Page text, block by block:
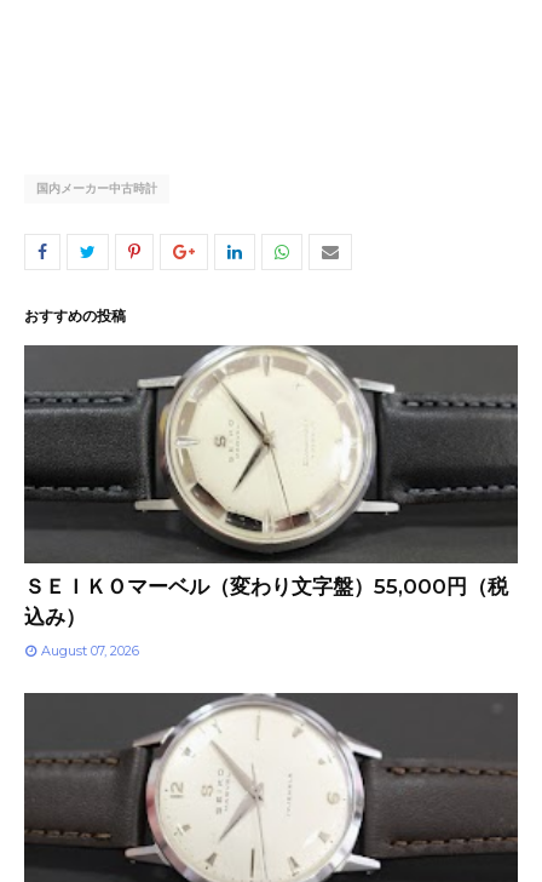
国内メーカー中古時計
おすすめの投稿
ＳＥＩＫＯマーベル（変わり文字盤）55,000円（税
込み）
August 07, 2026